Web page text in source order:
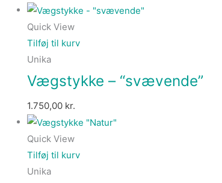
Quick View
Tilføj til kurv
Unika
Vægstykke – “svævende”
1.750,00 kr.
Quick View
Tilføj til kurv
Unika